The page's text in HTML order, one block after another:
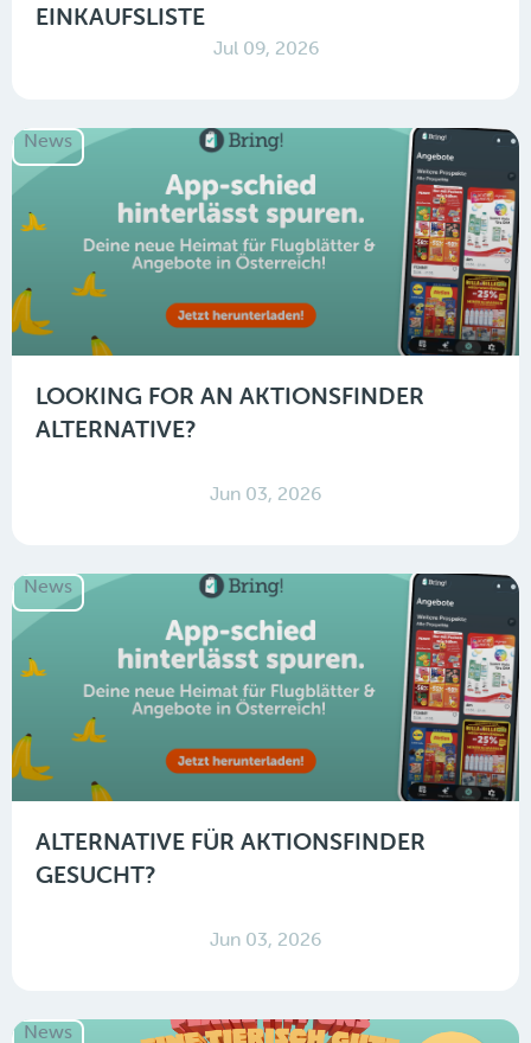
EINKAUFSLISTE
Jul 09, 2026
News
LOOKING FOR AN AKTIONSFINDER
ALTERNATIVE?
Jun 03, 2026
News
ALTERNATIVE FÜR AKTIONSFINDER
GESUCHT?
Jun 03, 2026
News